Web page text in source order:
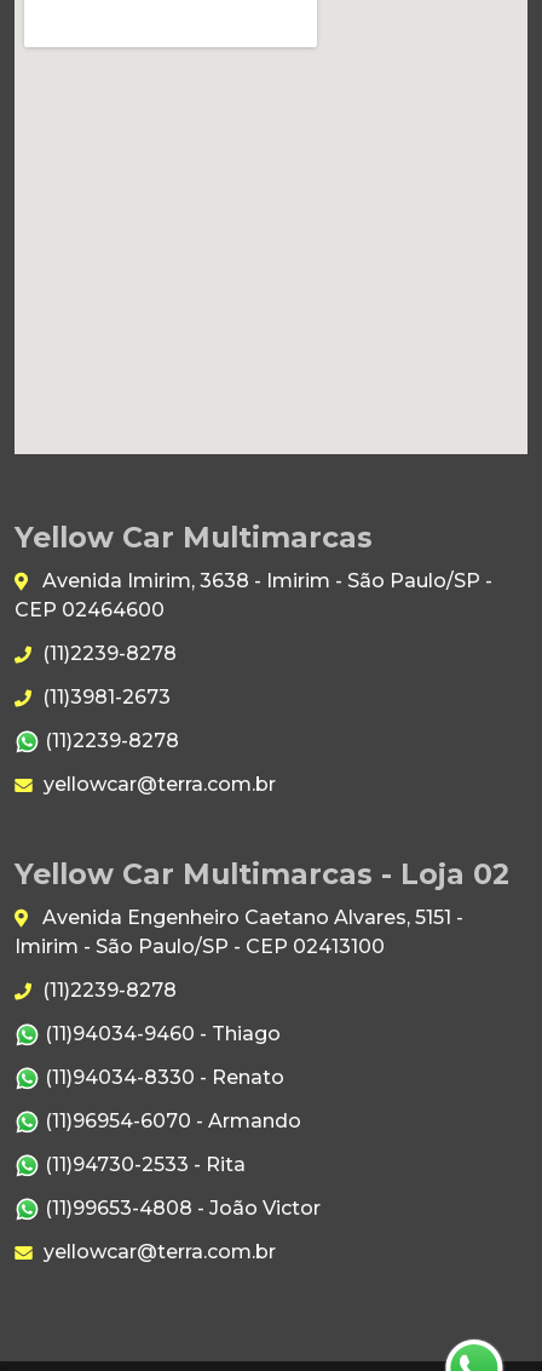
Yellow Car Multimarcas
Avenida Imirim, 3638 - Imirim - São Paulo/SP -
CEP 02464600
(11)2239-8278
(11)3981-2673
(11)2239-8278
yellowcar@terra.com.br
Yellow Car Multimarcas - Loja 02
Avenida Engenheiro Caetano Alvares, 5151 -
Imirim - São Paulo/SP - CEP 02413100
(11)2239-8278
(11)94034-9460 - Thiago
(11)94034-8330 - Renato
(11)96954-6070 - Armando
(11)94730-2533 - Rita
(11)99653-4808 - João Victor
yellowcar@terra.com.br